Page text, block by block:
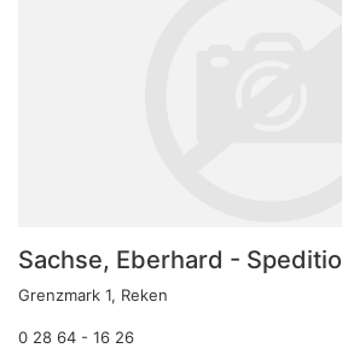
Sachse, Eberhard -
Grenzmark 1, Reken
0 28 64 - 16 26